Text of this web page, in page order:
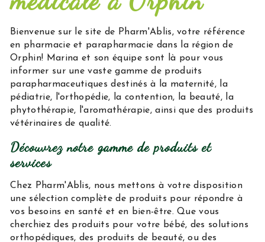
Bienvenue sur le site de Pharm'Ablis, votre référence
en pharmacie et parapharmacie dans la région de
Orphin! Marina et son équipe sont là pour vous
informer sur une vaste gamme de produits
parapharmaceutiques destinés à la maternité, la
pédiatrie, l'orthopédie, la contention, la beauté, la
phytothérapie, l'aromathérapie, ainsi que des produits
vétérinaires de qualité.
Découvrez notre gamme de produits et
services
Chez Pharm'Ablis, nous mettons à votre disposition
une sélection complète de produits pour répondre à
vos besoins en santé et en bien-être. Que vous
cherchiez des produits pour votre bébé, des solutions
orthopédiques, des produits de beauté, ou des